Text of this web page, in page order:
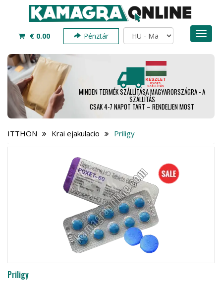
€ 0.00 Pénztár
MINDEN TERMÉK SZÁLLÍTÁSA MAGYARORSZÁGRA - A
SZÁLLÍTÁS
CSAK 4-7 NAPOT TART – RENDELJEN MOST
ITTHON Krai ejakulacio Priligy
Priligy